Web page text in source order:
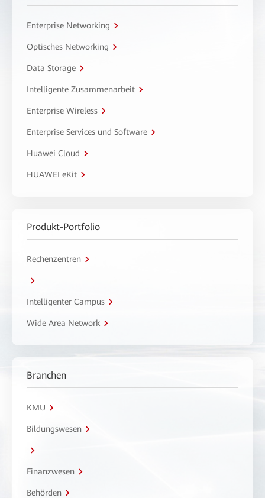
Enterprise Networking
Optisches Networking
Data Storage
Intelligente Zusammenarbeit
Enterprise Wireless
Enterprise Services und Software
Huawei Cloud
HUAWEI eKit
Produkt-Portfolio
Rechenzentren
Intelligenter Campus
Wide Area Network
Branchen
KMU
Bildungswesen
Finanzwesen
Behörden